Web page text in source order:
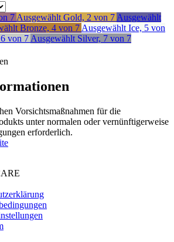
7 Ausgewählt Gold, 2 von 7 Ausgewählt
Bronze, 4 von 7 Ausgewählt Ice, 5 von
von 7 Ausgewählt Silver, 7 von 7
Vorsichtsmaßnahmen für die
unter normalen oder vernünftigerweise
erforderlich.